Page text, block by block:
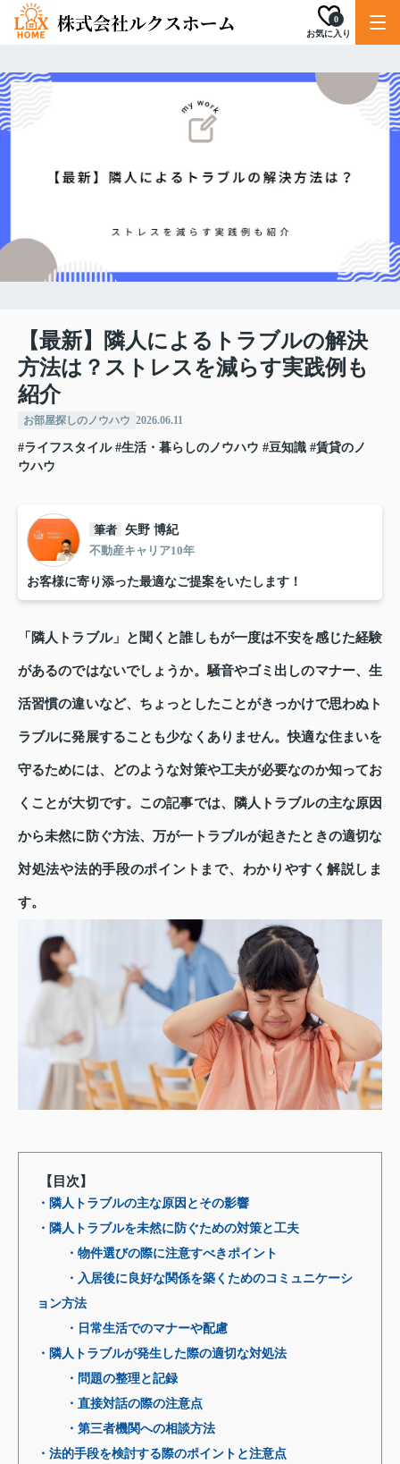
お気に入り
0
【最新】隣人によるトラブルの解決
方法は？ストレスを減らす実践例も
紹介
お部屋探しのノウハウ 2026.06.11
#ライフスタイル #生活・暮らしのノウハウ #豆知識 #賃貸のノ
ウハウ
筆者 矢野 博紀
不動産キャリア10年
お客様に寄り添った最適なご提案をいたします！
「隣人トラブル」と聞くと誰しもが一度は不安を感じた経験
があるのではないでしょうか。騒音やゴミ出しのマナー、生
活習慣の違いなど、ちょっとしたことがきっかけで思わぬト
ラブルに発展することも少なくありません。快適な住まいを
守るためには、どのような対策や工夫が必要なのか知ってお
くことが大切です。この記事では、隣人トラブルの主な原因
から未然に防ぐ方法、万が一トラブルが起きたときの適切な
対処法や法的手段のポイントまで、わかりやすく解説しま
す。
【目次】
・隣人トラブルの主な原因とその影響
・隣人トラブルを未然に防ぐための対策と工夫
・物件選びの際に注意すべきポイント
・入居後に良好な関係を築くためのコミュニケーシ
ョン方法
・日常生活でのマナーや配慮
・隣人トラブルが発生した際の適切な対処法
・問題の整理と記録
・直接対話の際の注意点
・第三者機関への相談方法
・法的手段を検討する際のポイントと注意点